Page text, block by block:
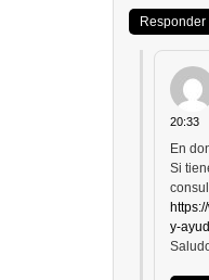
Responder
20:33
En
Si
y-